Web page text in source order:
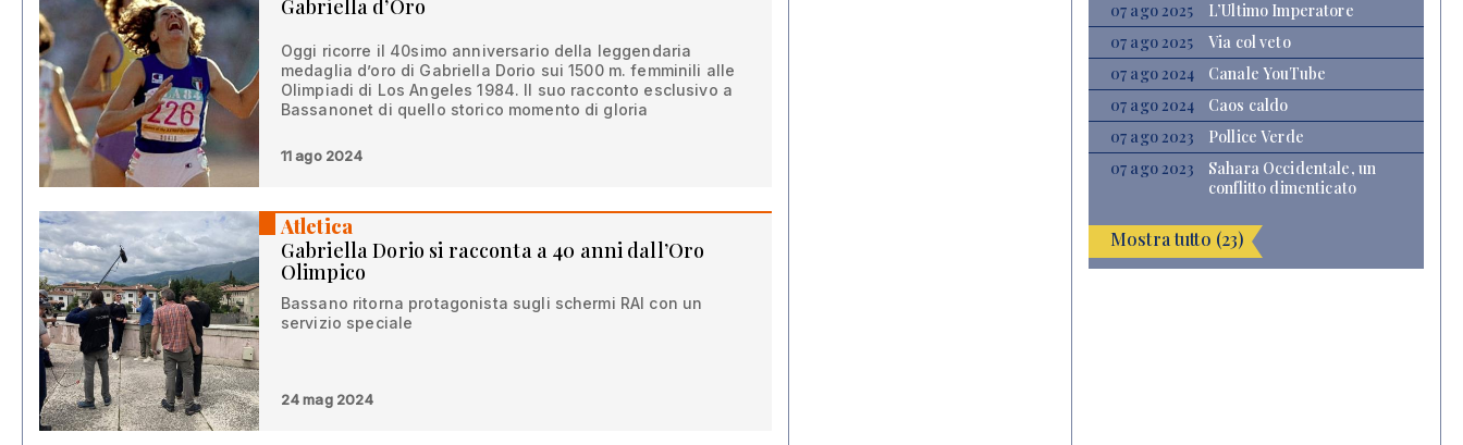
Gabriella d’Oro
Oggi ricorre il 40simo anniversario della leggendaria
medaglia d’oro di Gabriella Dorio sui 1500 m. femminili alle
Olimpiadi di Los Angeles 1984. Il suo racconto esclusivo a
Bassanonet di quello storico momento di gloria
11 ago 2024
Atletica
Gabriella Dorio si racconta a 40 anni dall’Oro
Olimpico
Bassano ritorna protagonista sugli schermi RAI con un
servizio speciale
24 mag 2024
07 ago 2025
L’Ultimo Imperatore
07 ago 2025
Via col veto
07 ago 2024
Canale YouTube
07 ago 2024
Caos caldo
07 ago 2023
Pollice Verde
07 ago 2023
Sahara Occidentale, un
conflitto dimenticato
Mostra tutto (23)